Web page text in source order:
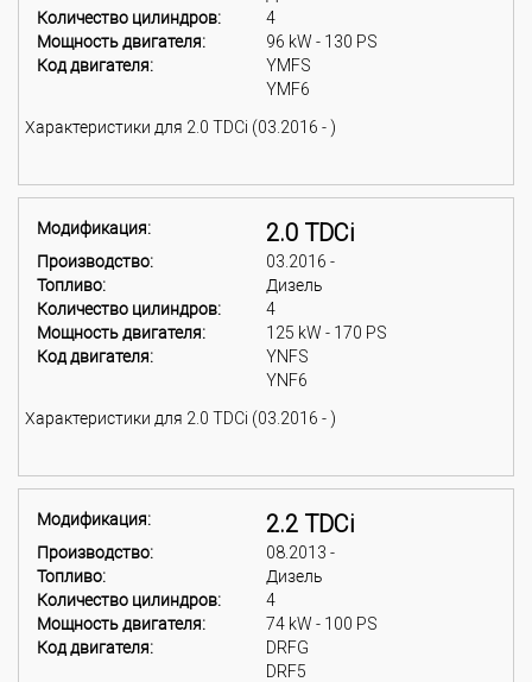
Количество цилиндров:
4
Мощность двигателя:
96 kW - 130 PS
Код двигателя:
YMFS
YMF6
Характеристики для 2.0 TDCi (03.2016 - )
Модификация: 2.0 TDCi
Производство:
03.2016 -
Топливо:
Дизель
Количество цилиндров:
4
Мощность двигателя:
125 kW - 170 PS
Код двигателя:
YNFS
YNF6
Характеристики для 2.0 TDCi (03.2016 - )
Модификация: 2.2 TDCi
Производство:
08.2013 -
Топливо:
Дизель
Количество цилиндров:
4
Мощность двигателя:
74 kW - 100 PS
Код двигателя:
DRFG
DRF5